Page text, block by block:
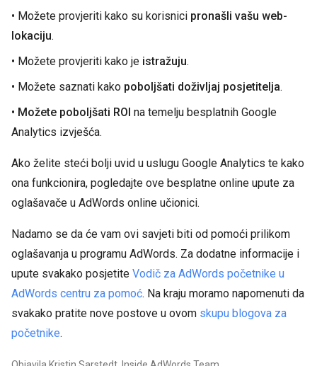
• Možete provjeriti kako su korisnici pronašli vašu web-
lokaciju.
• Možete provjeriti kako je istražuju.
• Možete saznati kako poboljšati doživljaj posjetitelja.
• Možete poboljšati ROI na temelju besplatnih Google
Analytics izvješća.
Ako želite steći bolji uvid u uslugu Google Analytics te kako
ona funkcionira, pogledajte ove besplatne online upute za
oglašavače u AdWords online učionici.
Nadamo se da će vam ovi savjeti biti od pomoći prilikom
oglašavanja u programu AdWords. Za dodatne informacije i
upute svakako posjetite Vodič za AdWords početnike u
AdWords centru za pomoć. Na kraju moramo napomenuti da
svakako pratite nove postove u ovom skupu blogova za
početnike.